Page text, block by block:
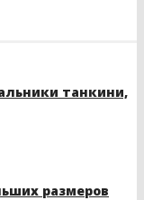
танкини,
размеров